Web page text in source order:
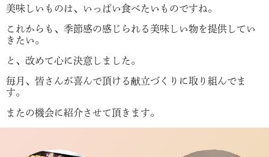
美味しいものは、いっぱい食べたいものですね。
これからも、季節感の感じられる美味しい物を提供してい
きたい。
と、改めて心に決意しました。
毎月、皆さんが喜んで頂ける献立づくりに取り組んでま
す。
またの機会に紹介させて頂きます。